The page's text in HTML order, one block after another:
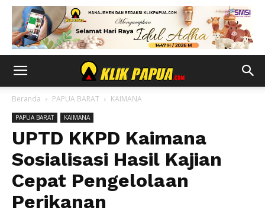
Beranda PAPUA BARAT KAIMANA
PAPUA BARAT KAIMANA
UPTD KKPD Kaimana
Sosialisasi Hasil Kajian
Cepat Pengelolaan
Perikanan